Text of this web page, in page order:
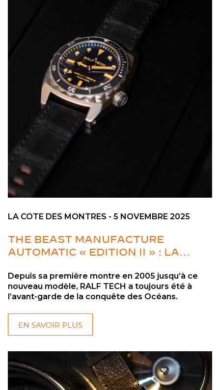
LA COTE DES MONTRES - 5 NOVEMBRE 2025
THE BEAST MANUFACTURE
AUTOMATIC « EDITION II » : LA
Depuis sa première montre en 2005 jusqu’à ce
nouveau modèle, RALF TECH a toujours été à
l’avant-garde de la conquête des Océans.
EN SAVOIR PLUS